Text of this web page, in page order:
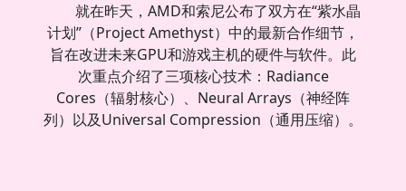
就在昨天，AMD和索尼公布了双方在“紫水晶
计划”（Project Amethyst）中的最新合作细节，
旨在改进未来GPU和游戏主机的硬件与软件。此
次重点介绍了三项核心技术：Radiance
Cores（辐射核心）、Neural Arrays（神经阵
列）以及Universal Compression（通用压缩）。